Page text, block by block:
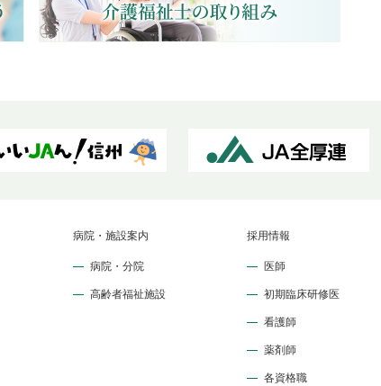
病院・施設案内
病院・分院
高齢者福祉施設
採用情報
医師
初期臨床研修医
看護師
薬剤師
各資格職